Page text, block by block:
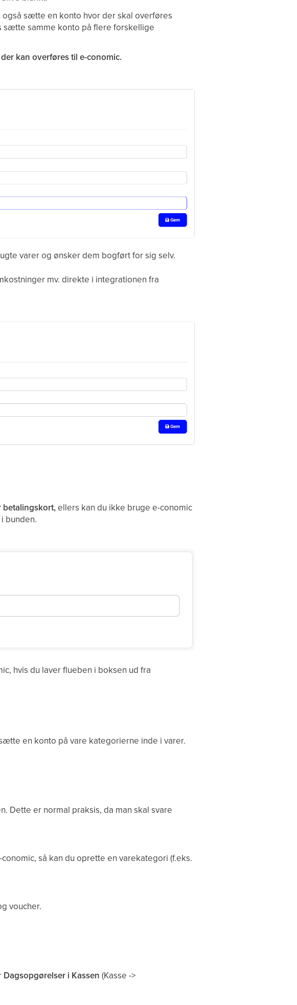
sætte en konto hvor der skal overføres
sætte samme konto på flere forskellige
kan overføres til e-conomic.
varer og ønsker dem bogført for sig selv.
mv. direkte i integrationen fra
betalingskort,ellers kan du ikke bruge e-conomic
bunden.
hvis du laver flueben i boksen ud fra
en konto på vare kategorierne inde i varer.
Dette er normal praksis, da man skal svare
så kan du oprette en varekategori (f.eks.
voucher.
Dagsopgørelser i Kassen (Kasse ->